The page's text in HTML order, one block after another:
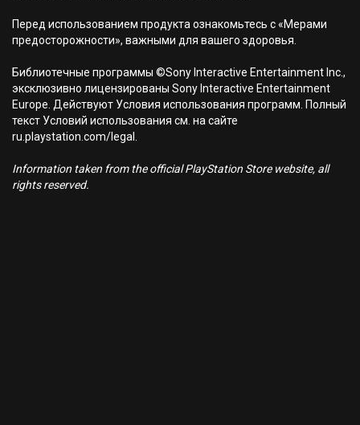
Перед использованием продукта ознакомьтесь с «Мерами
предосторожности», важными для вашего здоровья.
Библиотечные программы ©Sony Interactive Entertainment Inc.,
эксклюзивно лицензированы Sony Interactive Entertainment
Europe. Действуют Условия использования программ. Полный
текст Условий использования см. на сайте
ru.playstation.com/legal.
Information taken from the official PlayStation Store website, all
rights reserved.